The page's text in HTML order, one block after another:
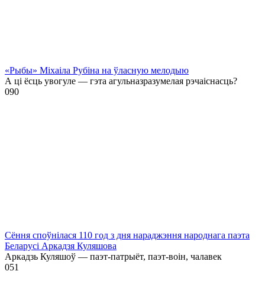
«Рыбы» Міхаіла Рубіна на ўласную мелодыю
А ці ёсць увогуле — гэта агульназразумелая рэчаіснасць?
090
Сёння споўнілася 110 год з дня нараджэння народнага паэта
Беларусі Аркадзя Куляшова
Аркадзь Куляшоў — паэт-патрыёт, паэт-воін, чалавек
051